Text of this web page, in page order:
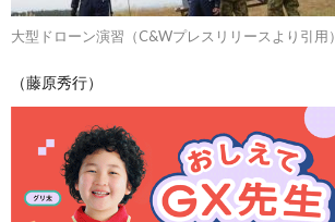
大型ドローン演習（C&Wプレスリリースより引用）
（藤原秀行）